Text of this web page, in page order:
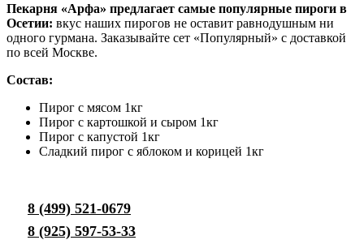
Пекарня «Арфа» предлагает самые популярные пироги в
Осетии: вкус наших пирогов не оставит равнодушным ни
одного гурмана. Заказывайте сет «Популярный» с доставкой
по всей Москве.
Состав:
Пирог с мясом 1кг
Пирог с картошкой и сыром 1кг
Пирог с капустой 1кг
Сладкий пирог с яблоком и корицей 1кг
8 (499) 521-0679
8 (925) 597-53-33